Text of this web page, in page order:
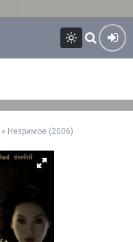
» Незримое (2006)